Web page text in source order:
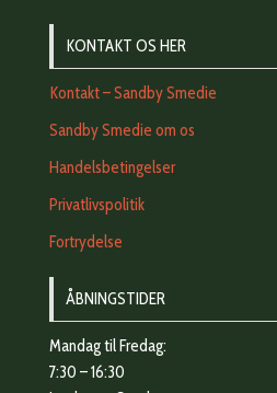
KONTAKT OS HER
Kontakt – Sandby Smedie
Sandby Smedie om os
Handelsbetingelser
Privatlivspolitik
Fortrydelse
ÅBNINGSTIDER
Mandag til Fredag:
7:30 – 16:30